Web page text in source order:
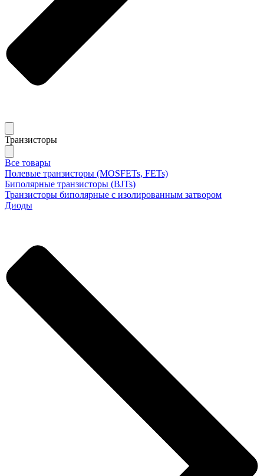
Транзисторы
Все товары
Полевые транзисторы (MOSFETs, FETs)
Биполярные транзисторы (BJTs)
Транзисторы биполярные с изолированным затвором
Диоды